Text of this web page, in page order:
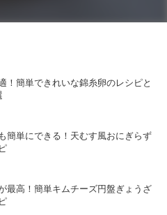
！簡単できれいな錦糸卵のレシピと
簡単にできる！天むす風おにぎらず
最高！簡単キムチーズ円盤ぎょうざ